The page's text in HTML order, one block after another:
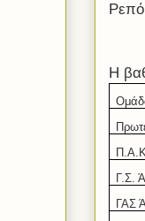
Η
Γ.Σ.
ΓΑΣ